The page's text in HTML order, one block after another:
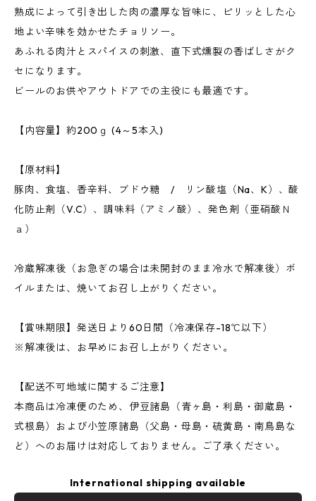
熟成によって引き出した肉の濃厚な旨味に、ピリッとした心
地よい辛味を効かせたチョリソー。
あふれる肉汁とスパイスの刺激、直下式燻製の香ばしさがク
セになります。
ビールのお供やアウトドアでの主役にも最適です。
【内容量】約200ｇ (4～5本入)
【原材料】
豚肉、食塩、香辛料、ブドウ糖 / リン酸塩（Na、K）、酸
化防止剤（V.C）、調味料（アミノ酸）、発色剤（亜硝酸Ｎ
ａ）
冷蔵解凍後（お急ぎの場合は未開封のまま冷水で解凍後）ボ
イルまたは、焼いてお召し上がりください。
【賞味期限】発送日より60日間（冷凍保存-18℃以下）
※解凍後は、お早めにお召し上がりください。
【配送不可地域に関するご注意】
本商品は冷凍便のため、伊豆諸島（青ヶ島・利島・御蔵島・
式根島）および小笠原諸島（父島・母島・硫黄島・南鳥島な
ど）へのお届けは対応しておりません。ご了承ください。
International shipping available